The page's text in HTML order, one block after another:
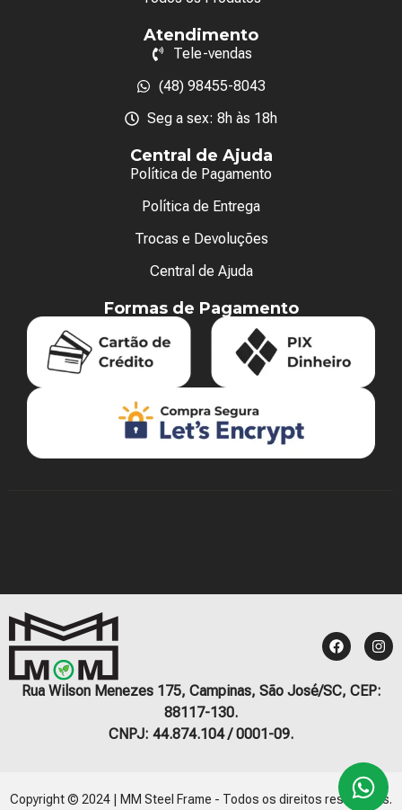
Atendimento
Tele-vendas
(48) 98455-8043
Seg a sex: 8h às 18h
Central de Ajuda
Política de Pagamento
Política de Entrega
Trocas e Devoluções
Central de Ajuda
Formas de Pagamento
Rua Wilson Menezes 175, Campinas, São José/SC, CEP:
88117-130.
CNPJ: 44.874.104 / 0001-09.
Copyright © 2024 | MM Steel Frame - Todos os direitos reservados.